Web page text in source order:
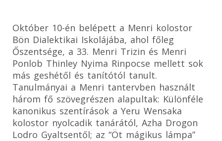
Október 10-én belépett a Menri kolostor
Bön Dialektikai Iskolájába, ahol főleg
Őszentsége, a 33. Menri Trizin és Menri
Ponlob Thinley Nyima Rinpocse mellett sok
más geshétől és tanítótól tanult.
Tanulmányai a Menri tantervben használt
három fő szövegrészen alapultak: Különféle
kanonikus szentírások a Yeru Wensaka
kolostor nyolcadik tanárától, Azha Drogon
Lodro Gyaltsentől; az “Öt mágikus lámpa”